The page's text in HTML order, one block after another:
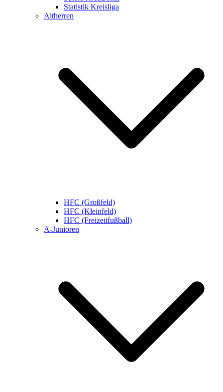
Statistik Kreisliga
Altherren
HFC (Großfeld)
HFC (Kleinfeld)
HFC (Freizeitfußball)
A-Junioren